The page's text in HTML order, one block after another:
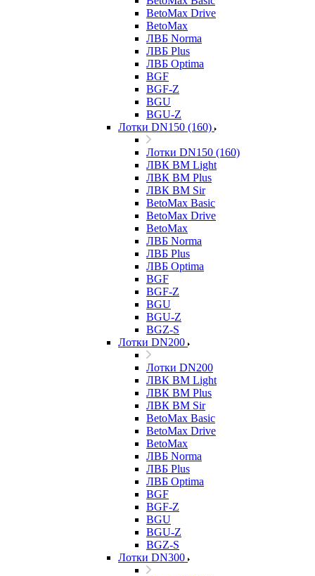
BetoMax Drive
BetoMax
ЛВБ Norma
ЛВБ Plus
ЛВБ Optima
BGF
BGF-Z
BGU
BGU-Z
Лотки DN150 (160)
Лотки DN150 (160)
ЛВК ВМ Light
ЛВК ВМ Plus
ЛВК ВМ Sir
BetoMax Basic
BetoMax Drive
BetoMax
ЛВБ Norma
ЛВБ Plus
ЛВБ Optima
BGF
BGF-Z
BGU
BGU-Z
BGZ-S
Лотки DN200
Лотки DN200
ЛВК ВМ Light
ЛВК ВМ Plus
ЛВК ВМ Sir
BetoMax Basic
BetoMax Drive
BetoMax
ЛВБ Norma
ЛВБ Plus
ЛВБ Optima
BGF
BGF-Z
BGU
BGU-Z
BGZ-S
Лотки DN300